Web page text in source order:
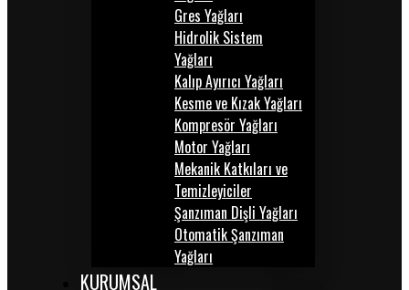
Gres Yağları
Hidrolik Sistem
Yağları
Kalıp Ayırıcı Yağları
Kesme ve Kızak Yağları
Kompresör Yağları
Motor Yağları
Mekanik Katkıları ve
Temizleyiciler
Şanzıman Dişli Yağları
Otomatik Şanzıman
Yağları
KURUMSAL